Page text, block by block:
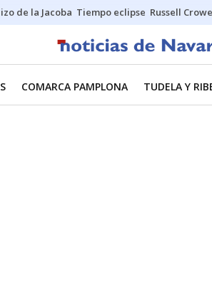
de la Jacoba Tiempo eclipse Russell Crowe
COMARCA PAMPLONA TUDELA Y